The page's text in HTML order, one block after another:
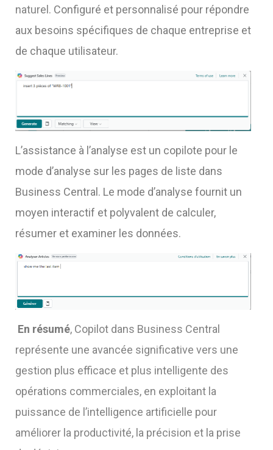
naturel. Configuré et personnalisé pour répondre
aux besoins spécifiques de chaque entreprise et
de chaque utilisateur.
L’assistance à l’analyse est un copilote pour le
mode d’analyse sur les pages de liste dans
Business Central. Le mode d’analyse fournit un
moyen interactif et polyvalent de calculer,
résumer et examiner les données.
En résumé, Copilot dans Business Central
représente une avancée significative vers une
gestion plus efficace et plus intelligente des
opérations commerciales, en exploitant la
puissance de l’intelligence artificielle pour
améliorer la productivité, la précision et la prise